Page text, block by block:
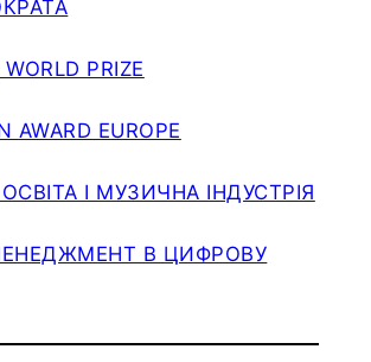
PRIZE
AWARD EUROPE
І МУЗИЧНА ІНДУСТРІЯ
В ЦИФРОВУ